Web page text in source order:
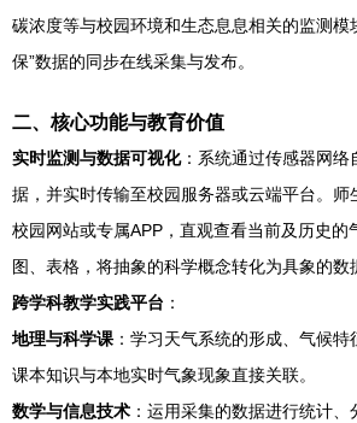
碳浓度等与校园环境和生态息息相关的监测模
保”数据的同步在线采集与发布。
二、核心功能与教育价值
实时监测与数据可视化：系统通过传感器网络
据，并实时传输至校园服务器或云端平台。师
校园网站或专属APP，直观查看当前及历史的
图、表格，将抽象的科学概念转化为具象的数
跨学科教学实践平台 ：
地理与科学课：学习天气系统的形成、气候特
课本知识与本地实时气象现象直接关联。
数学与信息技术 ：运用采集的数据进行统计